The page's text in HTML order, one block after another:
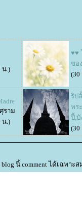
น.)
♥♥
ขอ
(30
ราม
น.)
ริป
พร
ปี้,บั
(30
นี้ comment ได้เฉพาะ